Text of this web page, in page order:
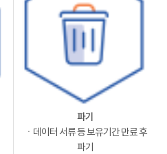
파기
ㆍ데이터 서류 등 보유기간 만료 후
파기